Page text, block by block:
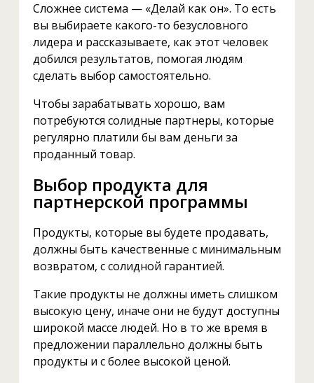
Сложнее система — «Делай как он». То есть
вы выбираете какого-то безусловного
лидера и рассказываете, как этот человек
добился результатов, помогая людям
сделать выбор самостоятельно.
Чтобы зарабатывать хорошо, вам
потребуются солидные партнеры, которые
регулярно платили бы вам деньги за
проданный товар.
Выбор продукта для
партнерской программы
Продукты, которые вы будете продавать,
должны быть качественные с минимальным
возвратом, с солидной гарантией.
Такие продукты не должны иметь слишком
высокую цену, иначе они не будут доступны
широкой массе людей. Но в то же время в
предложении параллельно должны быть
продукты и с более высокой ценой.